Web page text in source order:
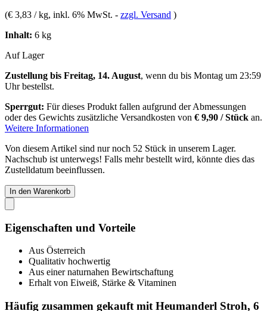
(€ 3,83 / kg, inkl. 6% MwSt. - zzgl. Versand )
Inhalt: 6 kg
Auf Lager
Zustellung bis Freitag, 14. August, wenn du bis Montag um 23:59
Uhrbestellst.
Sperrgut: Für dieses Produkt fallen aufgrund der Abmessungen
oder des Gewichts zusätzliche Versandkosten von € 9,90 / Stück an.
Weitere Informationen
Von diesem Artikel sind nur noch 52 Stück in unserem Lager.
Nachschub ist unterwegs! Falls mehr bestellt wird, könnte dies das
Zustelldatum beeinflussen.
In den Warenkorb
Eigenschaften und Vorteile
Aus Österreich
Qualitativ hochwertig
Aus einer naturnahen Bewirtschaftung
Erhalt von Eiweiß, Stärke & Vitaminen
Häufig zusammen gekauft mit Heumanderl Stroh, 6